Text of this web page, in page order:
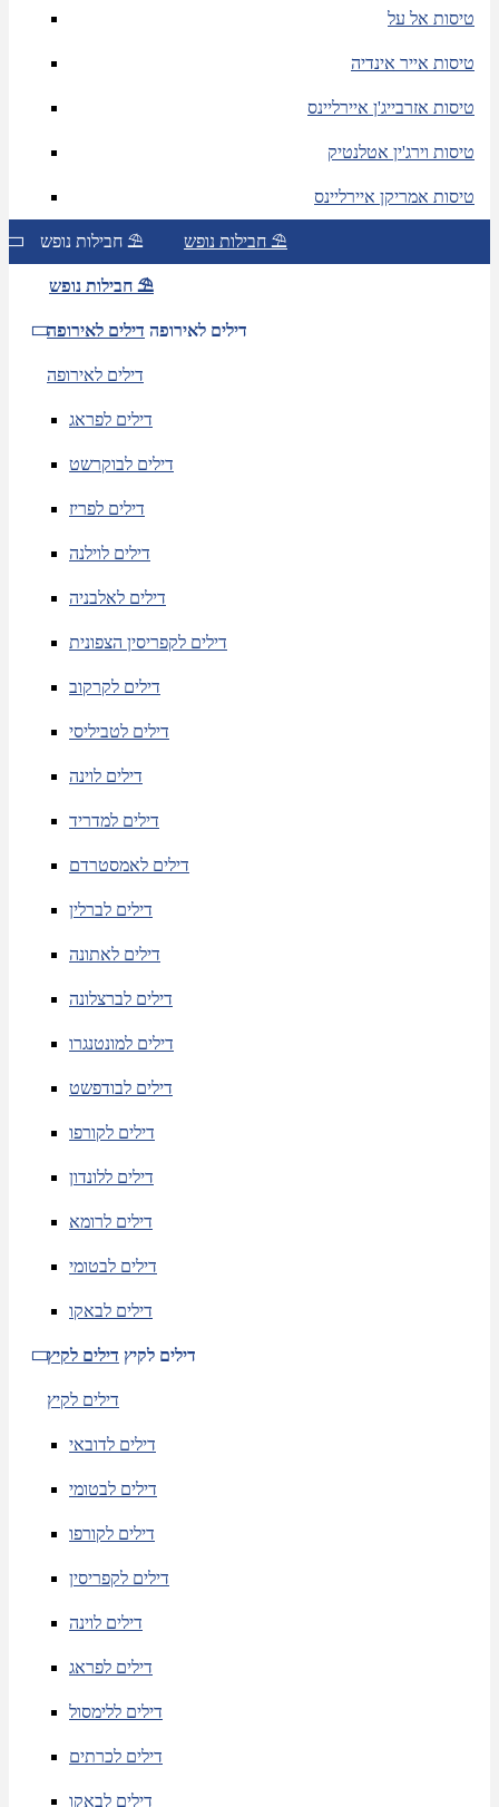
טיסות אל על
טיסות אייר אינדיה
טיסות אזרבייג'ן איירליינס
טיסות וירג'ין אטלנטיק
טיסות אמריקן איירליינס
חבילות נופש ⛱ חבילות נופש ⛱
חבילות נופש ⛱
דילים לאירופה דילים לאירופה
דילים לאירופה
דילים לפראג
דילים לבוקרשט
דילים לפריז
דילים לוילנה
דילים לאלבניה
דילים לקפריסין הצפונית
דילים לקרקוב
דילים לטביליסי
דילים לוינה
דילים למדריד
דילים לאמסטרדם
דילים לברלין
דילים לאתונה
דילים לברצלונה
דילים למונטנגרו
דילים לבודפשט
דילים לקורפו
דילים ללונדון
דילים לרומא
דילים לבטומי
דילים לבאקו
דילים לקיץ דילים לקיץ
דילים לקיץ
דילים לדובאי
דילים לבטומי
דילים לקורפו
דילים לקפריסין
דילים לוינה
דילים לפראג
דילים ללימסול
דילים לכרתים
דילים לבאקו